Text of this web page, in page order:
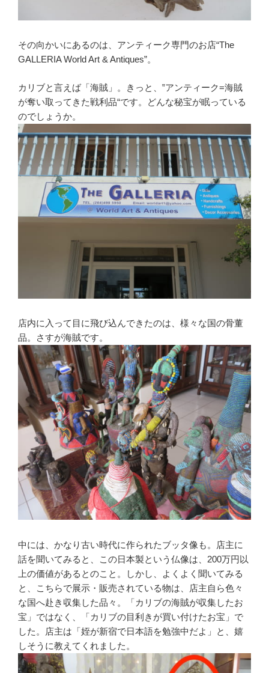
その向かいにあるのは、アンティーク専門のお店“The
GALLERIA World Art & Antiques”。
カリブと言えば「海賊」。きっと、‟アンティーク=海賊
が奪い取ってきた戦利品“です。どんな秘宝が眠っている
のでしょうか。
店内に入って目に飛び込んできたのは、様々な国の骨董
品。さすが海賊です。
中には、かなり古い時代に作られたブッタ像も。店主に
話を聞いてみると、この日本製という仏像は、200万円以
上の価値があるとのこと。しかし、よくよく聞いてみる
と、こちらで展示・販売されている物は、店主自ら色々
な国へ赴き収集した品々。「カリブの海賊が収集したお
宝」ではなく、「カリブの目利きが買い付けたお宝」で
した。店主は「姪が新宿で日本語を勉強中だよ」と、嬉
しそうに教えてくれました。